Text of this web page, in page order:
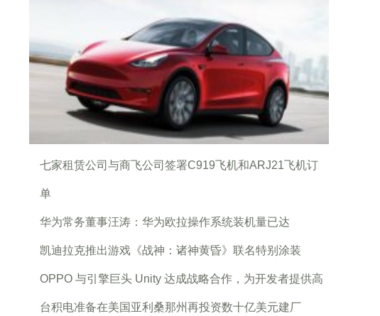
七家租赁公司与商飞公司签署C919飞机和ARJ21飞机订
单
华为常务董事汪涛：华为欧拉操作系统装机量已达
凯迪拉克推出游戏《战神：诸神黄昏》联名特别涂装
OPPO 与引擎巨头 Unity 达成战略合作，为开发者提供高
台积电准备在美国亚利桑那州再投资数十亿美元建厂